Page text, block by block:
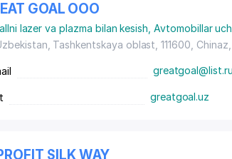
GOAL ООО
lazer va plazma bilan kesish ,Avtomobillar
Tashkentskaya oblast, 111600, Chinaz,
greatgoal@list.ru
greatgoal.uz
SILK WAY